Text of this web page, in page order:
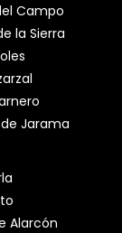
Campo
la Sierra
Jarama
Alarcón